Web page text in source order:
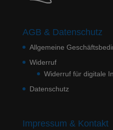
AGB & Datenschutz
Allgemeine
Widerruf
Widerruf für digitale
Datenschutz
Impressum & Kontakt